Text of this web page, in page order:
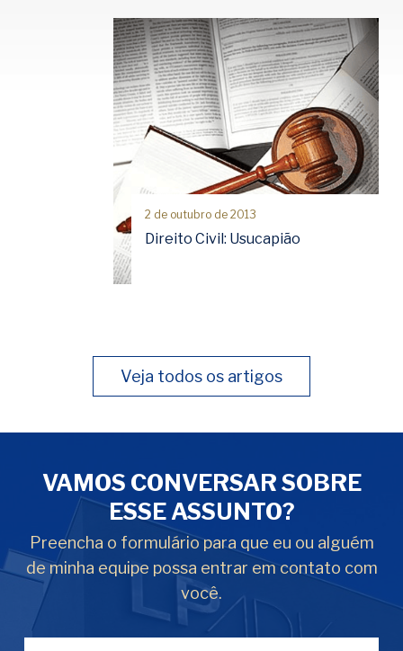
2 de outubro de 2013
Direito Civil: Usucapião
Veja todos os artigos
VAMOS CONVERSAR SOBRE
ESSE ASSUNTO?
Preencha o formulário para que eu ou alguém
de minha equipe possa entrar em contato com
você.